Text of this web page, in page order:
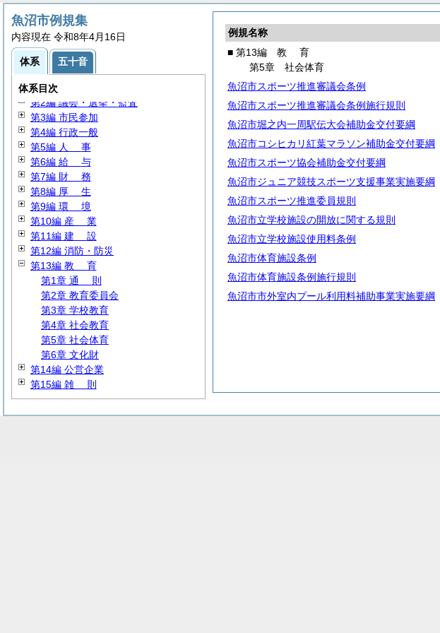
例規名称
■ 第13編 教 育
第5章 社会体育
魚沼市スポーツ推進審議会条例
魚沼市スポーツ推進審議会条例施行規則
魚沼市堀之内一周駅伝大会補助金交付要綱
魚沼市コシヒカリ紅葉マラソン補助金交付要綱
魚沼市スポーツ協会補助金交付要綱
魚沼市ジュニア競技スポーツ支援事業実施要綱
魚沼市スポーツ推進委員規則
魚沼市立学校施設の開放に関する規則
魚沼市立学校施設使用料条例
魚沼市体育施設条例
魚沼市体育施設条例施行規則
魚沼市市外室内プール利用料補助事業実施要綱
魚沼市例規集
内容現在 令和8年4月16日
体系 五十音
体系目次
第1編
第2編 議会・選挙・監査
第3編 市民参加
第4編 行政一般
第5編 人 事
第6編 給 与
第7編 財 務
第8編 厚 生
第9編 環 境
第10編 産 業
第11編 建 設
第12編 消防・防災
第13編 教 育
第1章 通 則
第2章 教育委員会
第3章 学校教育
第4章 社会教育
第5章 社会体育
第6章 文化財
第14編 公営企業
第15編 雑 則